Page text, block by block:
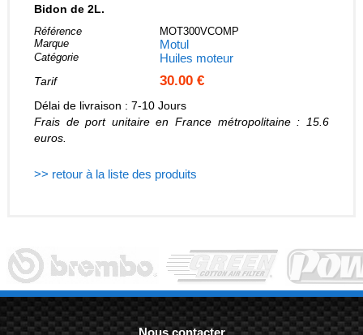
Bidon de 2L.
Référence
MOT300VCOMP
Marque
Motul
Catégorie Huiles moteur
Tarif 30.00 €
Délai de livraison : 7-10 Jours
Frais de port unitaire en France métropolitaine : 15.6
euros.
>> retour à la liste des produits
Nous contacter